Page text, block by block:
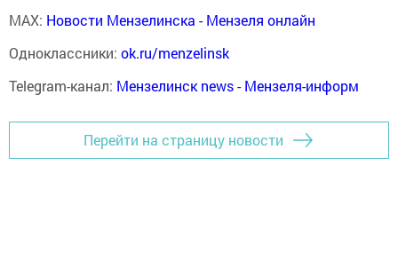
MAX: Новости Мензелинска - Мензеля онлайн
Одноклассники: ok.ru/menzelinsk
Telegram-канал: Мензелинск news - Мензеля-информ
Перейти на страницу новости